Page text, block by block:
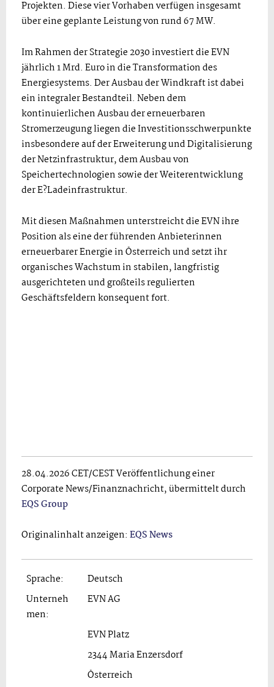
Projekten. Diese vier Vorhaben verfügen insgesamt
über eine geplante Leistung von rund 67 MW.
Im Rahmen der Strategie 2030 investiert die EVN
jährlich 1 Mrd. Euro in die Transformation des
Energiesystems. Der Ausbau der Windkraft ist dabei
ein integraler Bestandteil. Neben dem
kontinuierlichen Ausbau der erneuerbaren
Stromerzeugung liegen die Investitionsschwerpunkte
insbesondere auf der Erweiterung und Digitalisierung
der Netzinfrastruktur, dem Ausbau von
Speichertechnologien sowie der Weiterentwicklung
der E?Ladeinfrastruktur.
Mit diesen Maßnahmen unterstreicht die EVN ihre
Position als eine der führenden Anbieterinnen
erneuerbarer Energie in Österreich und setzt ihr
organisches Wachstum in stabilen, langfristig
ausgerichteten und großteils regulierten
Geschäftsfeldern konsequent fort.
28.04.2026 CET/CEST Veröffentlichung einer
Corporate News/Finanznachricht, übermittelt durch
EQS Group
Originalinhalt anzeigen: EQS News
Sprache:
Deutsch
Unterneh
men:
EVN AG
EVN Platz
2344 Maria Enzersdorf
Österreich